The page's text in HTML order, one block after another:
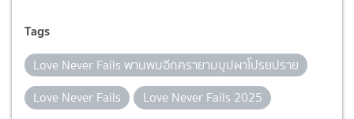
Tags
Love Never Fails พานพบอีกครายามบุปผาโปรยปราย
Love Never Fails
Love Never Fails 2025